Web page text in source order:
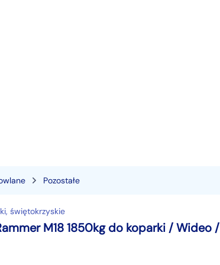
Pozostałe
świętokrzyskie
M18 1850kg do koparki / Wideo /